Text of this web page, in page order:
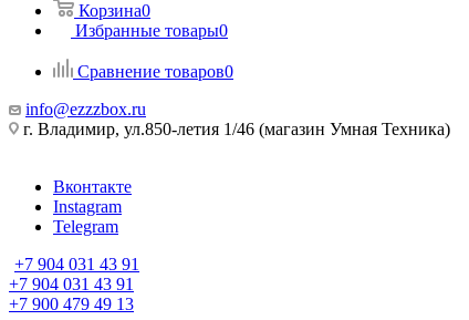
Корзина0
Избранные товары0
Сравнение товаров0
info@ezzzbox.ru
г. Владимир, ул.850-летия 1/46 (магазин Умная Техника)
Вконтакте
Instagram
Telegram
+7 904 031 43 91
+7 904 031 43 91
+7 900 479 49 13